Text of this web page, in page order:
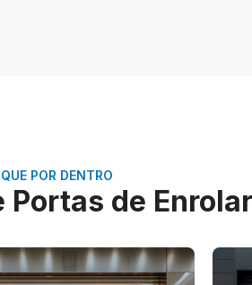
POR DENTRO
Portas de